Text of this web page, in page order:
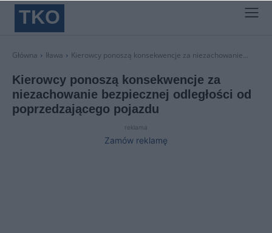
TKO
Główna Iława Kierowcy ponoszą konsekwencje za niezachowanie...
Kierowcy ponoszą konsekwencje za
niezachowanie bezpiecznej odległości od
poprzedzającego pojazdu
reklama
Zamów reklamę